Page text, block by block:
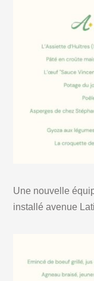
Une nouvelle
installé avenue